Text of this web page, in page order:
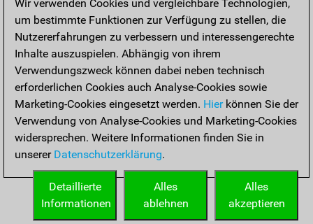
Startseite
Wir verwenden Cookies und vergleichbare Technologien,
um bestimmte Funktionen zur Verfügung zu stellen, die
Nutzererfahrungen zu verbessern und interessengerechte
Inhalte auszuspielen. Abhängig von ihrem
Verwendungszweck können dabei neben technisch
erforderlichen Cookies auch Analyse-Cookies sowie
Marketing-Cookies eingesetzt werden. Hierkönnen Sie der
Verwendung von Analyse-Cookies und Marketing-Cookies
widersprechen. Weitere Informationen finden Sie in
unserer Datenschutzerklärung.
Alles
akzeptieren
Alles
ablehnen
Detaillierte
Informationen